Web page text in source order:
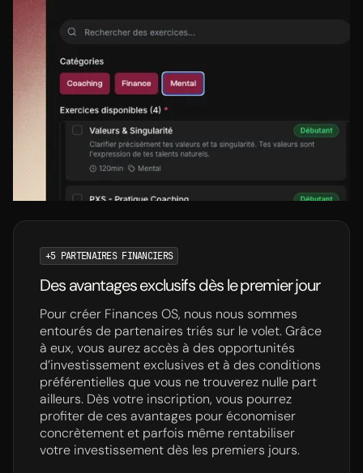
+5 PARTENAIRES FINANCIERS
Des avantages exclusifs dès le premier jour
Pour créer Finances OS, nous nous sommes
entourés de partenaires triés sur le volet. Grâce
à eux, vous aurez accès à des opportunités
d’investissement exclusives et à des conditions
préférentielles que vous ne trouverez nulle part
ailleurs. Dès votre inscription, vous pourrez
profiter de ces avantages pour économiser
concrètement et parfois même rentabiliser
votre investissement dès les premiers jours.